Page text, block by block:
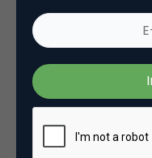
Tags
nieuws
Plaats reactie